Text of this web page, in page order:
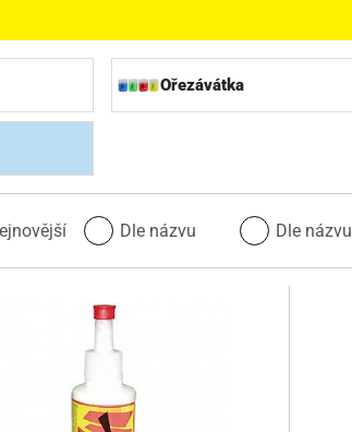
Ořezávátka
Dle názvu Dle názvu